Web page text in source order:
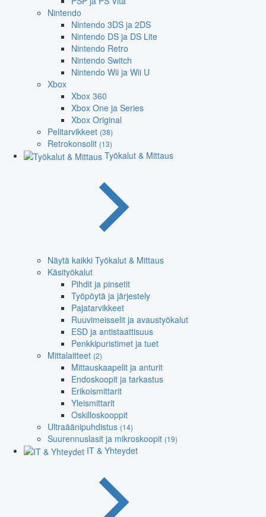
Nintendo
Nintendo 3DS ja 2DS
Nintendo DS ja DS Lite
Nintendo Retro
Nintendo Switch
Nintendo Wii ja Wii U
Xbox
Xbox 360
Xbox One ja Series
Xbox Original
Pelitarvikkeet (38)
Retrokonsolit (13)
Työkalut & Mittaus
Näytä kaikki Työkalut & Mittaus
Käsityökalut
Pihdit ja pinsetit
Työpöytä ja järjestely
Pajatarvikkeet
Ruuvimeisselit ja avaustyökalut
ESD ja antistaattisuus
Penkkipuristimet ja tuet
Mittalaitteet (2)
Mittauskaapelit ja anturit
Endoskoopit ja tarkastus
Erikoismittarit
Yleismittarit
Oskilloskooppit
Ultraäänipuhdistus (14)
Suurennuslasit ja mikroskoopit (19)
IT & Yhteydet